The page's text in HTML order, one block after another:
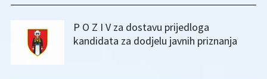
P O Z I V za dostavu prijedloga
kandidata za dodjelu javnih priznanja